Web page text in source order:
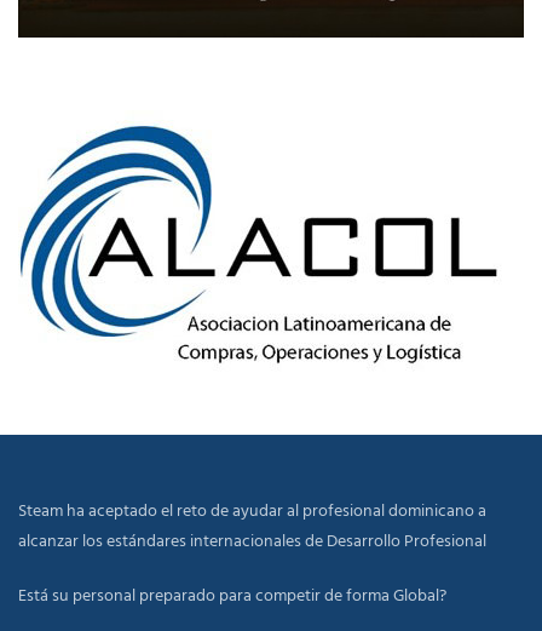
Steam ha aceptado el reto de ayudar al profesional dominicano a
alcanzar los estándares internacionales de Desarrollo Profesional
Está su personal preparado para competir de forma Global?